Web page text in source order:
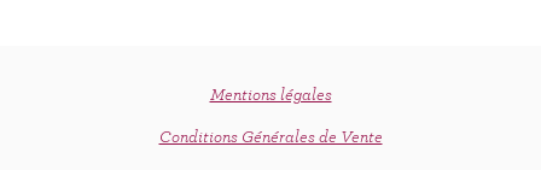
Mentions légales
Conditions Générales de Vente